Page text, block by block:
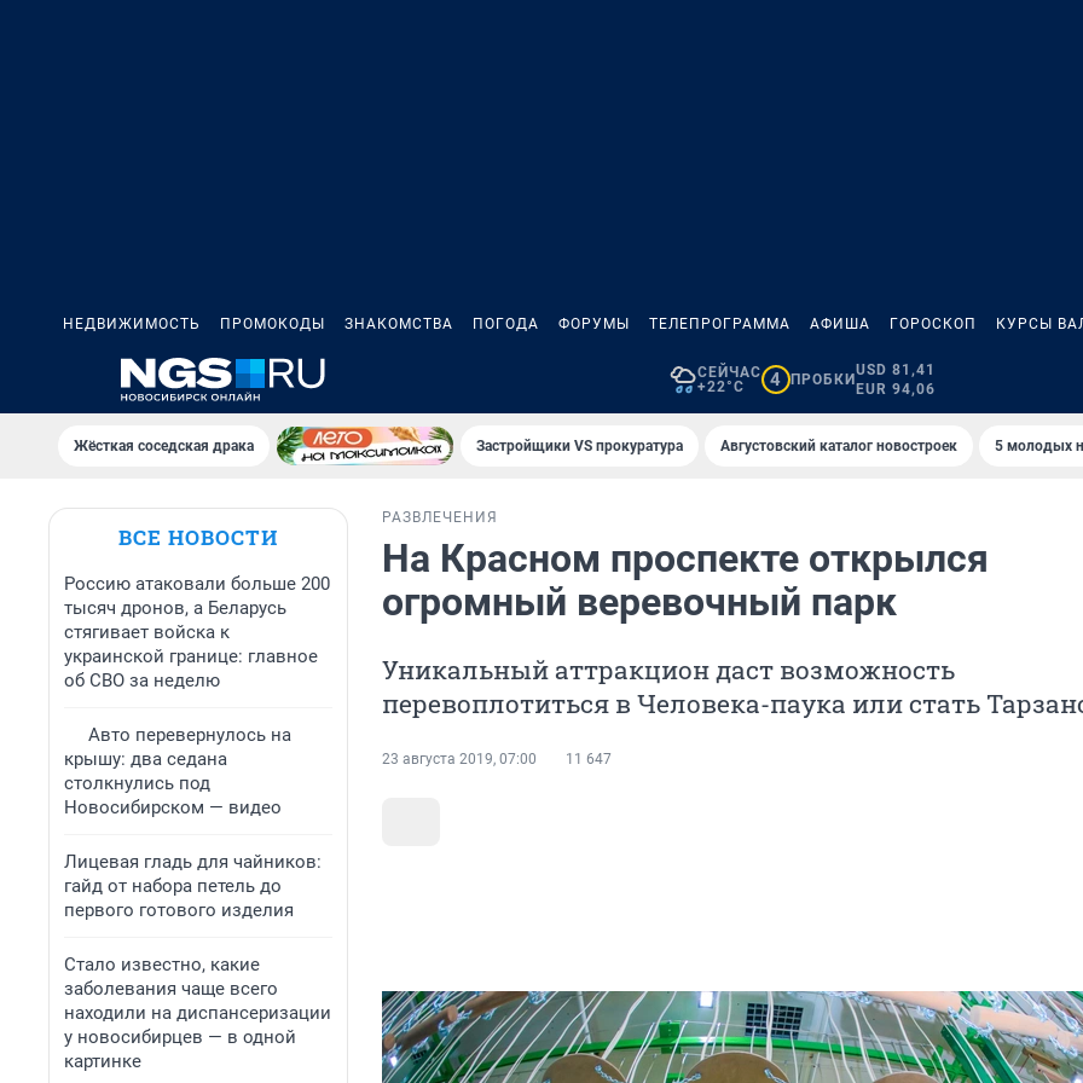
НЕДВИЖИМОСТЬ ПРОМОКОДЫ ЗНАКОМСТВА ПОГОДА ФОРУМЫ ТЕЛЕПРОГРАММА АФИША ГОРОСКОП КУРСЫ
СЕЙЧАС
+22°C
4 ПРОБКИ
USD 81,41
EUR 94,06
Жёсткая соседская драка Застройщики VS прокуратура Августовский каталог новостроек 5 молодых
ВСЕ НОВОСТИ
Россию атаковали больше 200
тысяч дронов, а Беларусь
стягивает войска к
украинской границе: главное
об СВО за неделю
Авто перевернулось на
крышу: два седана
столкнулись под
Новосибирском — видео
Лицевая гладь для чайников:
гайд от набора петель до
первого готового изделия
Стало известно, какие
заболевания чаще всего
находили на диспансеризации
у новосибирцев — в одной
картинке
РАЗВЛЕЧЕНИЯ
На Красном проспекте открылся
огромный веревочный парк
Уникальный аттракцион даст возможность
перевоплотиться в Человека-паука или стать
23 августа 2019, 07:00 11 647